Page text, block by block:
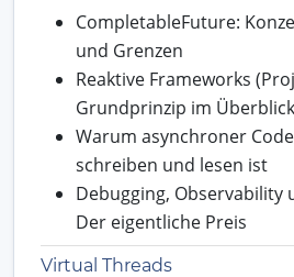
CompletableFuture:
und Grenzen
Reaktive Frameworks
Grundprinzip im Überblick
Warum asynchroner
schreiben und lesen ist
Debugging, Observability
Der eigentliche Preis
Virtual Threads